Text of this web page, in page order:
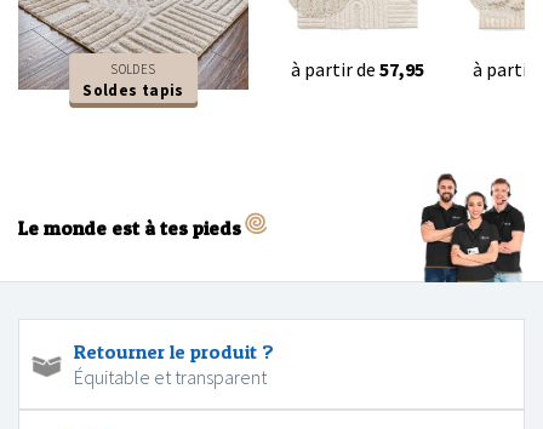
SOLDES
Soldes tapis
à partir de 57,95 à partir
Le monde est à tes pieds
Retourner le produit ?
Équitable et transparent